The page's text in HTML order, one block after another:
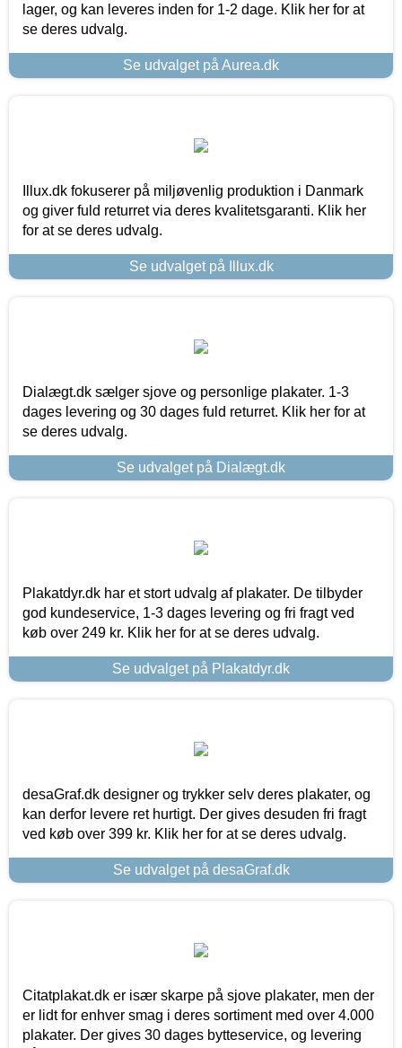
lager, og kan leveres inden for 1-2 dage. Klik her for at
se deres udvalg.
Se udvalget på Aurea.dk
Illux.dk fokuserer på miljøvenlig produktion i Danmark
og giver fuld returret via deres kvalitetsgaranti. Klik her
for at se deres udvalg.
Se udvalget på Illux.dk
Dialægt.dk sælger sjove og personlige plakater. 1-3
dages levering og 30 dages fuld returret. Klik her for at
se deres udvalg.
Se udvalget på Dialægt.dk
Plakatdyr.dk har et stort udvalg af plakater. De tilbyder
god kundeservice, 1-3 dages levering og fri fragt ved
køb over 249 kr. Klik her for at se deres udvalg.
Se udvalget på Plakatdyr.dk
desaGraf.dk designer og trykker selv deres plakater, og
kan derfor levere ret hurtigt. Der gives desuden fri fragt
ved køb over 399 kr. Klik her for at se deres udvalg.
Se udvalget på desaGraf.dk
Citatplakat.dk er især skarpe på sjove plakater, men der
er lidt for enhver smag i deres sortiment med over 4.000
plakater. Der gives 30 dages bytteservice, og levering